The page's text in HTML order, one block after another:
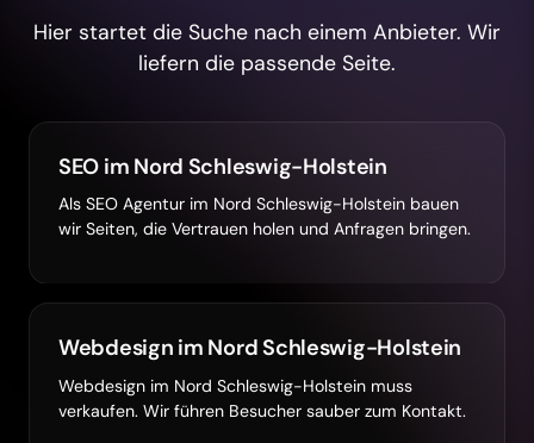
Hier startet die Suche nach einem Anbieter. Wir
liefern die passende Seite.
SEO im Nord Schleswig-Holstein
Als SEO Agentur im Nord Schleswig-Holstein bauen
wir Seiten, die Vertrauen holen und Anfragen bringen.
Webdesign im Nord Schleswig-Holstein
Webdesign im Nord Schleswig-Holstein muss
verkaufen. Wir führen Besucher sauber zum Kontakt.